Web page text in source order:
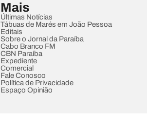
Mais
Últimas Notícias
Tábuas de Marés em João Pessoa
Editais
Sobre o Jornal da Paraíba
Cabo Branco FM
CBN Paraíba
Expediente
Comercial
Fale Conosco
Política de Privacidade
Espaço Opinião